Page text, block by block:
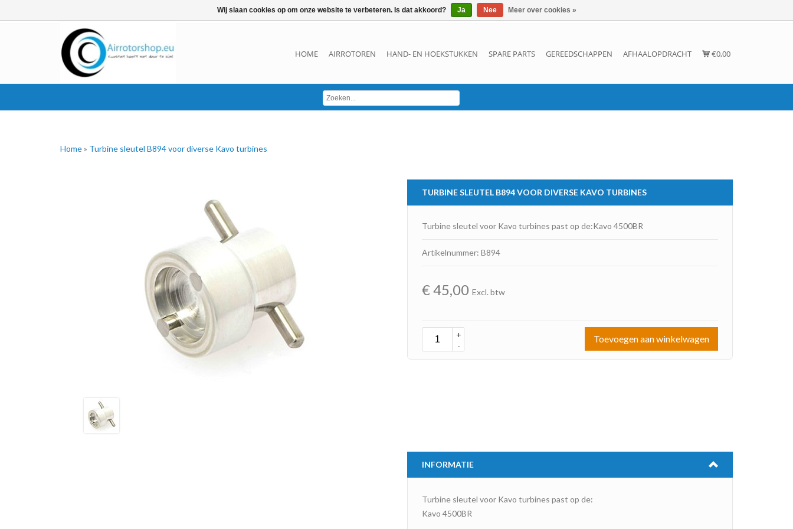
HOME AIRROTOREN HAND- EN HOEKSTUKKEN SPARE PARTS GEREEDSCHAPPEN AFHAALOPDRACHT €0,00
Home» Turbine sleutel B894 voor diverse Kavo turbines
TURBINE SLEUTEL B894 VOOR DIVERSE KAVO TURBINES
Turbine sleutel voor Kavo turbines past op de:Kavo 4500BR
Artikelnummer: B894
€45,00 Excl. btw
+
-
Toevoegen aan winkelwagen
INFORMATIE
Turbine sleutel voor Kavo turbines past op de:
Kavo 4500BR
Wij slaan cookies op om onze website te verbeteren. Is dat akkoord? Ja Nee Meer over cookies »